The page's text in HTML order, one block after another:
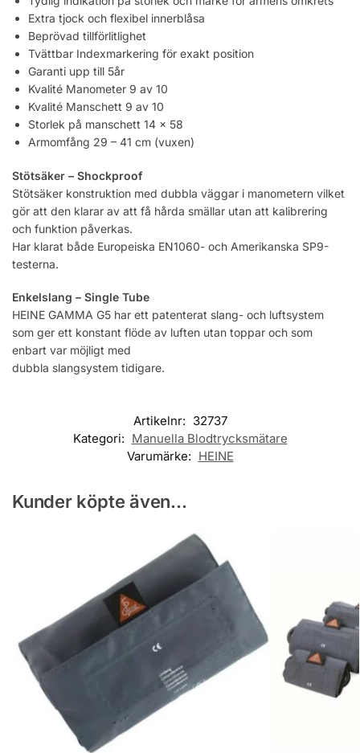
Extra tjock och flexibel innerblåsa
Beprövad tillförlitlighet
Tvättbar Indexmarkering för exakt position
Garanti upp till 5år
Kvalité Manometer 9 av 10
Kvalité Manschett 9 av 10
Storlek på manschett 14 x 58
Armomfång 29 – 41 cm (vuxen)
Stötsäker – Shockproof
Stötsäker konstruktion med dubbla väggar i manometern vilket
gör att den klarar av att få hårda smällar utan att kalibrering
och funktion påverkas.
Har klarat både Europeiska EN1060- och Amerikanska SP9-
testerna.
Enkelslang – Single Tube
HEINE GAMMA G5 har ett patenterat slang- och luftsystem
som ger ett konstant flöde av luften utan toppar och som
enbart var möjligt med
dubbla slangsystem tidigare.
Artikelnr: 32737
Kategori: Manuella Blodtrycksmätare
Varumärke: HEINE
Kunder köpte även...